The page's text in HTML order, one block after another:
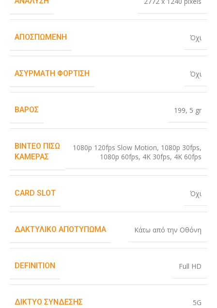
ΑΠΟΣΠΏΜΕΝΗ Όχι
ΑΣΎΡΜΑΤΗ ΦΌΡΤΙΣΗ Όχι
ΒΆΡΟΣ 199, 5 gr
ΒΊΝΤΕΟ ΠΊΣΩ
ΚΆΜΕΡΑΣ
1080p 120fps Slow Motion, 1080p 30fps,
1080p 60fps, 4K 30fps, 4K 60fps
CARD SLOT Όχι
ΔΑΚΤΥΛΙΚΌ ΑΠΟΤΎΠΩΜΑ Κάτω από την Οθόνη
DEFINITION Full HD
ΔΊΚΤΥΟ ΣΎΝΔΕΣΗΣ 5G